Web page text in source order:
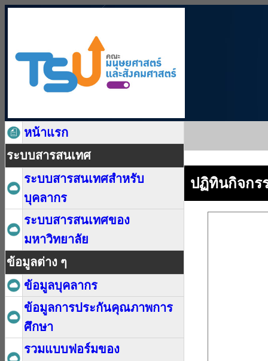
หน้าแรก
ระบบสารสนเทศ
ระบบสารสนเทศสำหรับ
บุคลากร
ระบบสารสนเทศของ
มหาวิทยาลัย
ข้อมูลต่าง ๆ
ข้อมูลบุคลากร
ข้อมูลการประกันคุณภาพการ
ศึกษา
รวมแบบฟอร์มของ
ปฏิทินกิจกร